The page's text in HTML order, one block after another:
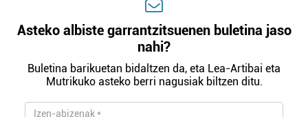
Asteko albiste garrantzitsuenen buletina jaso
nahi?
Buletina barikuetan bidaltzen da, eta Lea-Artibai eta
Mutrikuko asteko berri nagusiak biltzen ditu.